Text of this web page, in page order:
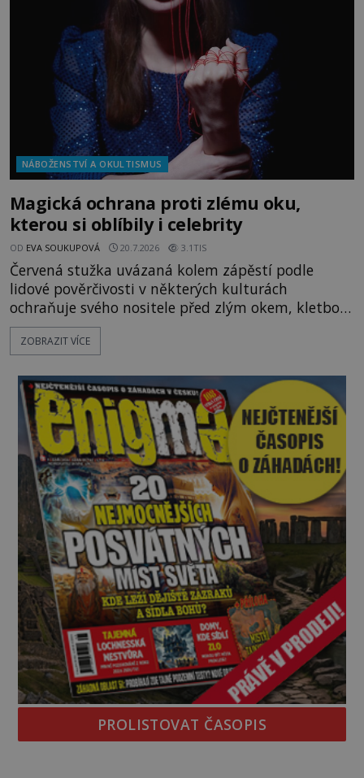
kouzla, jak si někteří myslí, nebo jde o pouhou
pověru? Už šest měsíců pobývá
NÁBOŽENSTVÍ A OKULTISMUS
Magická ochrana proti zlému oku,
kterou si oblíbily i celebrity
OD EVA SOUKUPOVÁ 20.7.2026 3.1TIS
Červená stužka uvázaná kolem zápěstí podle
lidové pověrčivosti v některých kulturách
ochraňuje svého nositele před zlým okem, kletbou,
která může přivodit neštěstí či nemoc. S tímto
nenápadným symbolem magické ochrany lze
nebo Leonarda DiCapria. Na Blízkém východě a v
židovských komunitách po celém světě, je
ZOBRAZIT VÍCE
PROLISTOVAT ČASOPIS